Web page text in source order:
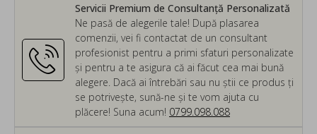
Servicii Premium de Consultanță Personalizată
Ne pasă de alegerile tale! După plasarea
comenzii, vei fi contactat de un consultant
profesionist pentru a primi sfaturi personalizate
și pentru a te asigura că ai făcut cea mai bună
alegere. Dacă ai întrebări sau nu știi ce produs ți
se potrivește, sună-ne și te vom ajuta cu
plăcere! Suna acum! 0799.098.088